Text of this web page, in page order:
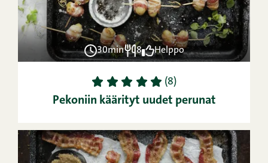
30min 8 Helppo
1 2 3 4 5 (8)
Pekoniin käärityt uudet perunat